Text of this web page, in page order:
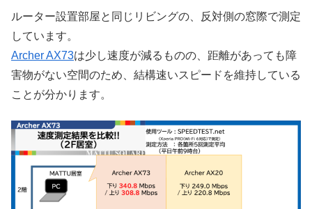
ルーター設置部屋と同じリビングの、反対側の窓際で測定
しています。
Archer AX73は少し速度が減るものの、距離があっても障
害物がない空間のため、結構速いスピードを維持している
ことが分かります。